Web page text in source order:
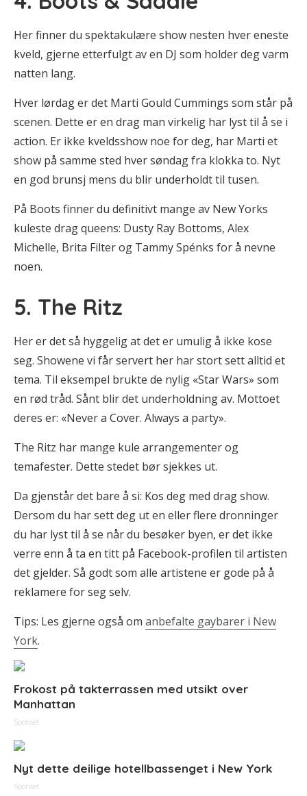
Her finner du spektakulære show nesten hver eneste
kveld, gjerne etterfulgt av en DJ som holder deg varm
natten lang.
Hver lørdag er det Marti Gould Cummings som står på
scenen. Dette er en drag man virkelig har lyst til å se i
action. Er ikke kveldsshow noe for deg, har Marti et
show på samme sted hver søndag fra klokka to. Nyt
en god brunsj mens du blir underholdt til tusen.
På Boots finner du definitivt mange av New Yorks
kuleste drag queens: Dusty Ray Bottoms, Alex
Michelle, Brita Filter og Tammy Spénks for å nevne
noen.
5. The Ritz
Her er det så hyggelig at det er umulig å ikke kose
seg. Showene vi får servert her har stort sett alltid et
tema. Til eksempel brukte de nylig «Star Wars» som
en rød tråd. Sånt blir det underholdning av. Mottoet
deres er: «Never a Cover. Always a party».
The Ritz har mange kule arrangementer og
temafester. Dette stedet bør sjekkes ut.
Da gjenstår det bare å si: Kos deg med drag show.
Dersom du har sett deg ut en eller flere dronninger
du har lyst til å se når du besøker byen, er det ikke
verre enn å ta en titt på Facebook-profilen til artisten
det gjelder. Så godt som alle artistene er gode på å
reklamere for seg selv.
Tips: Les gjerne også om anbefalte gaybarer i New
York.
Frokost på takterrassen med utsikt over
Manhattan
Sponset
Nyt dette deilige hotellbassenget i New York
Sponset